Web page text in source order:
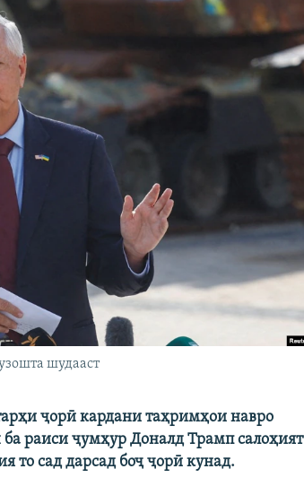
шудааст
ҷорӣ кардани таҳримҳои навро
раиси ҷумҳур Доналд Трамп салоҳият
то сад дарсад боҷ ҷорӣ кунад.